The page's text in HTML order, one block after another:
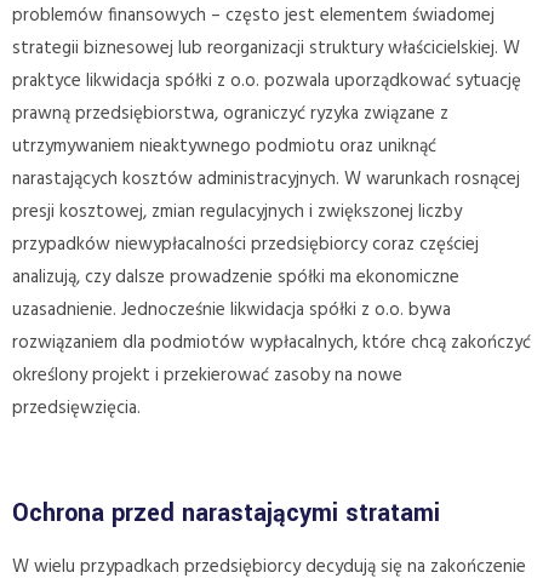
problemów finansowych – często jest elementem świadomej
strategii biznesowej lub reorganizacji struktury właścicielskiej. W
praktyce likwidacja spółki z o.o. pozwala uporządkować sytuację
prawną przedsiębiorstwa, ograniczyć ryzyka związane z
utrzymywaniem nieaktywnego podmiotu oraz uniknąć
narastających kosztów administracyjnych. W warunkach rosnącej
presji kosztowej, zmian regulacyjnych i zwiększonej liczby
przypadków niewypłacalności przedsiębiorcy coraz częściej
analizują, czy dalsze prowadzenie spółki ma ekonomiczne
uzasadnienie. Jednocześnie likwidacja spółki z o.o. bywa
rozwiązaniem dla podmiotów wypłacalnych, które chcą zakończyć
określony projekt i przekierować zasoby na nowe
przedsięwzięcia.
Ochrona przed narastającymi stratami
W wielu przypadkach przedsiębiorcy decydują się na zakończenie